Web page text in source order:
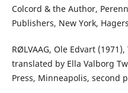
Colcord & the Author,
Publishers, New York,
RØLVAAG, Ole Edvart
translated by Ella Valborg
Press, Minneapolis, second